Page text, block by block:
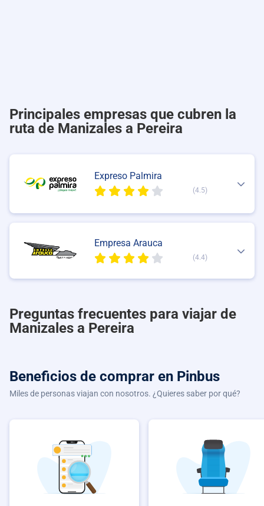
Principales empresas que cubren la
ruta de Manizales a Pereira
Expreso Palmira
(4.5)
Empresa Arauca
(4.4)
Preguntas frecuentes para viajar de
Manizales a Pereira
Beneficios de comprar en Pinbus
Miles de personas viajan con nosotros. ¿Quieres saber por qué?